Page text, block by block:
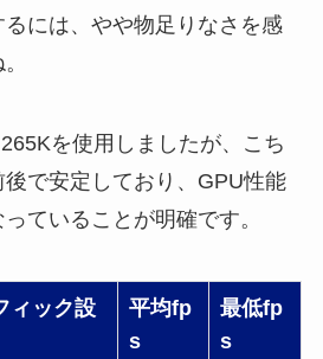
には、やや物足りなさを感
を使用しましたが、こち
で安定しており、GPU性能
ていることが明確です。
ィック設
平均fp
s
最低fp
s